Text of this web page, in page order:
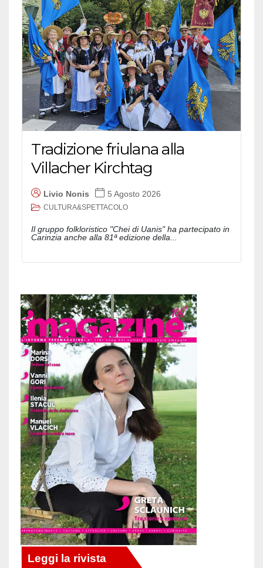
Tradizione friulana alla
Villacher Kirchtag
Livio Nonis 5 Agosto 2026
CULTURA&SPETTACOLO
Il gruppo folkloristico "Chei di Uanis" ha partecipato in
Carinzia anche alla 81ª edizione della...